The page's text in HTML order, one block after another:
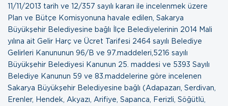
11/11/2013 tarih ve 12/357 sayılı kararı ile incelenmek üzere
Plan ve Bütçe Komisyonuna havale edilen, Sakarya
Büyükşehir Belediyesine bağlı İlçe Belediyelerinin 2014 Mali
yılına ait Gelir Harç ve Ücret Tarifesi 2464 sayılı Belediye
Gelirleri Kanununun 96/B ve 97.maddeleri,5216 sayılı
Büyükşehir Belediyesi Kanunun 25. maddesi ve 5393 Sayılı
Belediye Kanunun 59 ve 83.maddelerine göre incelenen
Sakarya Büyükşehir Belediyesine bağlı (Adapazarı Serdivan
Erenler, Hendek Akyazı Arifiye Sapanca Ferizli Söğütlü